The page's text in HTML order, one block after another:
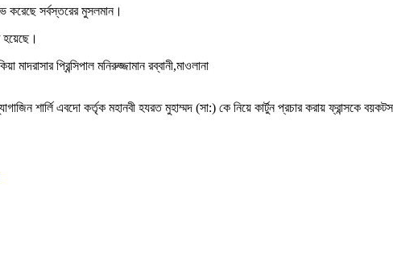
করেছে সর্বস্তরের মুসলমান।
হয়েছে।
মাদরাসার প্রিন্সিপাল মনিরুজ্জামান রব্বানী,মাওলানা
শার্লি এবদো কর্তৃক মহানবী হযরত মুহাম্মদ (সা:) কে নিয়ে কার্টুন প্রচার করায় ফ্রান্সকে